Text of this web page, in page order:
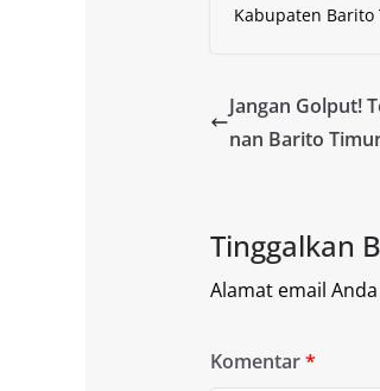
Kabupaten
Jangan Golput!
nan Barito
Tinggalkan
Alamat email
Komentar*